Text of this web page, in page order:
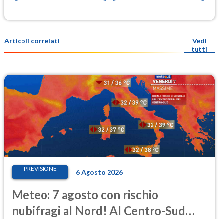
Articoli correlati
Vedi
tutti
PREVISIONE 6 Agosto 2026
Meteo: 7 agosto con rischio
nubifragi al Nord! Al Centro-Sud